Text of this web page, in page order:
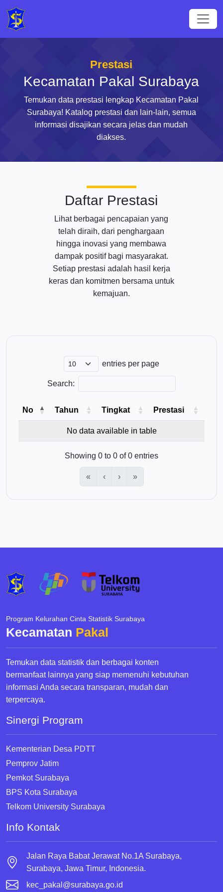
Prestasi
Kecamatan Pakal Surabaya
Temukan data prestasi lengkap Kecamatan Pakal
Surabaya! Katalog prestasi dan lain-lain, semua
informasi disajikan secara jelas dan mudah
diakses.
Daftar Prestasi
Lihat berbagai pencapaian yang
telah diraih, dari penghargaan
hingga inovasi yang membawa
dampak positif bagi masyarakat.
Setiap prestasi adalah hasil kerja
keras dan komitmen bersama untuk
kemajuan.
entries per page
Search:
No Tahun Tingkat Prestasi
No data available in table
Showing 0 to 0 of 0 entries
« ‹ › »
Program Kelurahan Cinta Statistik Surabaya
Kecamatan Pakal
Temukan data statistik dan berbagai konten
bermanfaat lainnya yang siap memenuhi kebutuhan
informasi Anda secara transparan, mudah dan
terpercaya.
Sinergi Program
Kementerian Desa PDTT
Pemprov Jatim
Pemkot Surabaya
BPS Kota Surabaya
Telkom University Surabaya
Info Kontak
Jalan Raya Babat Jerawat No.1A Surabaya,
Surabaya, Jawa Timur, Indonesia.
kec_pakal@surabaya.go.id